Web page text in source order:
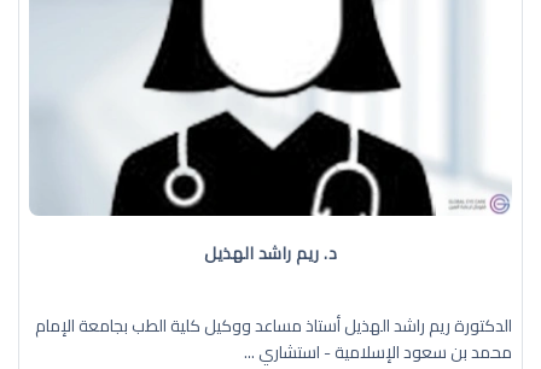
د. ريم راشد الهذيل
الدكتورة ريم راشد الهذيل أستاذ مساعد ووكيل كلية الطب بجامعة الإمام
محمد بن سعود الإسلامية - استشاري ...